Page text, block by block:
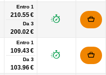
Entro 1
210.55 €
Da 3
200.02 €
Entro 1
109.43 €
Da 3
103.96 €